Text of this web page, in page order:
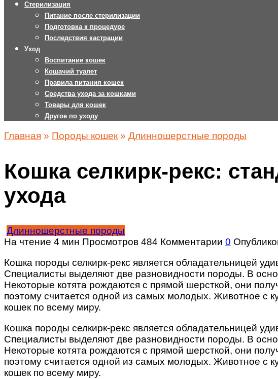
Стерилизация
Питание после стерилизации
Подготовка к процедуре
Последствия кастрации
Уход
Воспитание кошек
Кошачий туалет
Правила питания кошек
Средства ухода за кошками
Товары для кошек
Другое по уходу
Главная » Породы кошек » Длинношерстные породы
Кошка селкирк-рекс:
ухода
Длинношерстные породы
На чтение 4 мин Просмотров 484 Комментарии 0
Кошка породы селкирк-рекс является обладательницей
Специалисты выделяют две разновидности породы. В
Некоторые котята рождаются с прямой шерсткой, они
поэтому считается одной из самых молодых. Животное с
кошек по всему миру.
Кошка породы селкирк-рекс является обладательницей
Специалисты выделяют две разновидности породы. В
Некоторые котята рождаются с прямой шерсткой, они
поэтому считается одной из самых молодых. Животное с
кошек по всему миру.